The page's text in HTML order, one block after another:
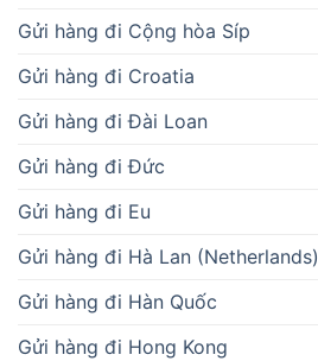
Gửi hàng đi Cộng hòa Síp
Gửi hàng đi Croatia
Gửi hàng đi Đài Loan
Gửi hàng đi Đức
Gửi hàng đi Eu
Gửi hàng đi Hà Lan (Netherlands)
Gửi hàng đi Hàn Quốc
Gửi hàng đi Hong Kong